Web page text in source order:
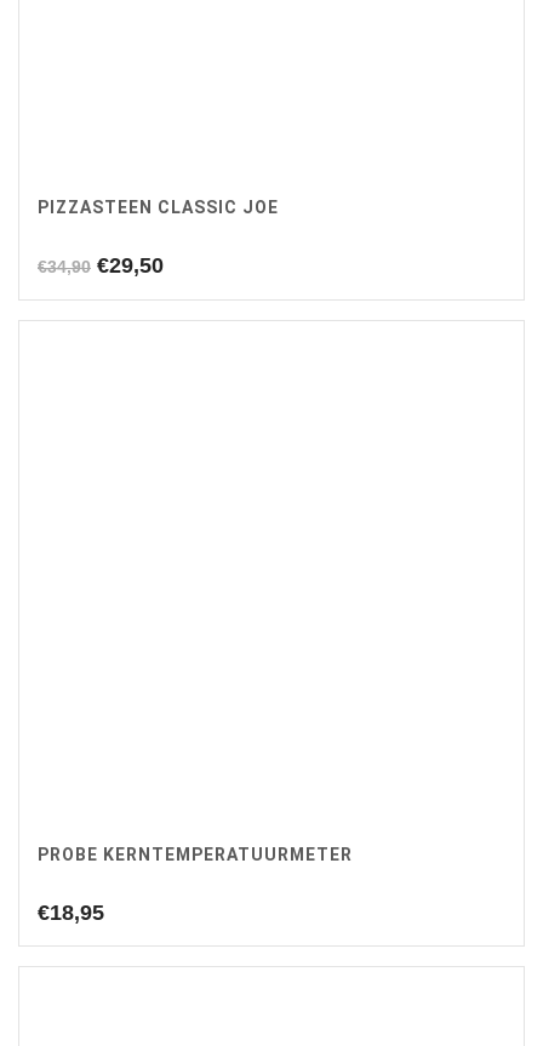
PIZZASTEEN CLASSIC JOE
€34,90 Oorspronkelijke
was:
€29,50Huidige
is:
PROBE KERNTEMPERATUURMETER
€18,95